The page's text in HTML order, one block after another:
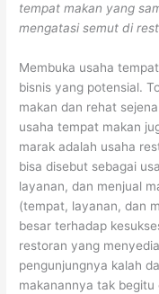
tempat makan yang
mengatasi semut di
Membuka usaha
bisnis yang potensial.
makan dan rehat
usaha tempat makan
marak adalah usaha
bisa disebut sebagai
layanan, dan menjual
(tempat, layanan, dan
besar terhadap
restoran yang
pengunjungnya kalah
makanannya tak